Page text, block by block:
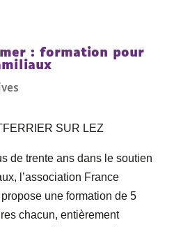
: formation pour
SUR LEZ
de trente ans dans le soutien
l’association France
une formation de 5
chacun, entièrement